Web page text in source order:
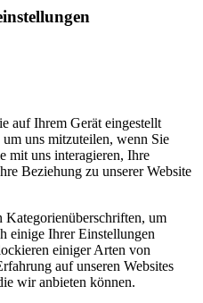
auf Ihrem Gerät eingestellt
uns mitzuteilen, wenn Sie
mit uns interagieren, Ihre
Beziehung zu unserer Website
Kategorienüberschriften, um
einige Ihrer Einstellungen
einiger Arten von
auf unseren Websites
wir anbieten können.